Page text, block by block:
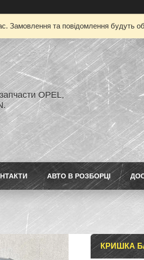
Замовлення та повідомлення будуть
OPEL,
АВТО В РОЗБОРЦІ
КРИШКА